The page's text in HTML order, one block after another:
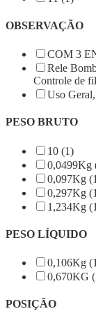
OBSERVAÇÃO
COM 3
Rele
Controle de
Uso
PESO BRUTO
10 (1)
0,0499Kg
0,097Kg
0,297Kg
1,234Kg
PESO LÍQUIDO
0,106Kg
0,670KG
POSIÇÃO